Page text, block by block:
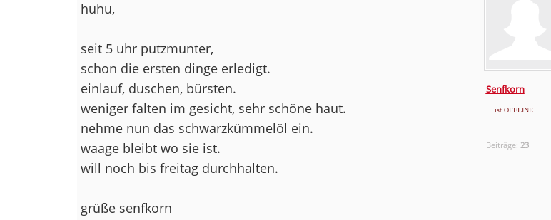
Senfkorn
... ist OFFLINE
Beiträge: 23
huhu,
seit 5 uhr putzmunter,
schon die ersten dinge erledigt.
einlauf, duschen, bürsten.
weniger falten im gesicht, sehr schöne haut.
nehme nun das schwarzkümmelöl ein.
waage bleibt wo sie ist.
will noch bis freitag durchhalten.
grüße senfkorn